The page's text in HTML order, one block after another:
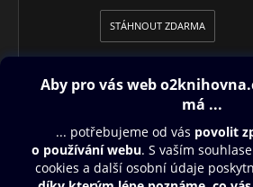
STÁHNOUT ZDARMA
Obsah ke stažení
Moje O2 Knihovna